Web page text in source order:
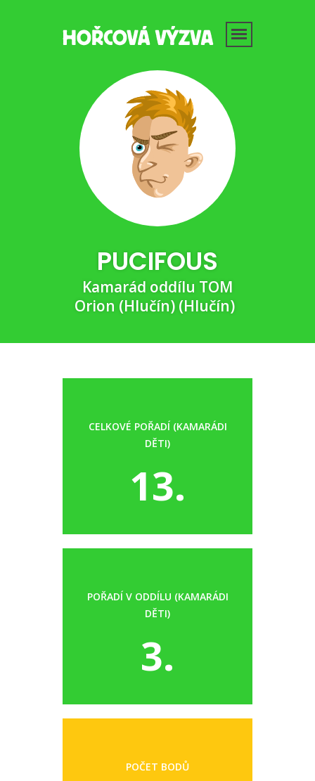
PUCIFOUS
Kamarád oddílu TOM
Orion (Hlučín) (Hlučín)
CELKOVÉ POŘADÍ (KAMARÁDI
DĚTI)
13.
POŘADÍ V ODDÍLU (KAMARÁDI
DĚTI)
3.
POČET BODŮ